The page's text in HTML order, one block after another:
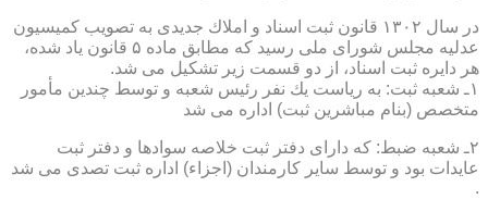
در سال ۱۳۰۲ قانون ثبت اسناد و املاك جدیدی به تصویب كمیسیون
عدلیه مجلس شورای ملی رسید كه مطابق ماده ۵ قانون یاد شده،
هر دایره ثبت اسناد، از دو قسمت زیر تشكیل می شد.
۱ـ شعبه ثبت: به ریاست یك نفر رئیس شعبه و توسط چندین مأمور
متخصص (بنام مباشرین ثبت) اداره می شد
۲ـ شعبه ضبط: كه دارای دفتر ثبت خلاصه سوادها و دفتر ثبت
عایدات بود و توسط سایر كارمندان (اجزاء) اداره ثبت تصدی می شد
.